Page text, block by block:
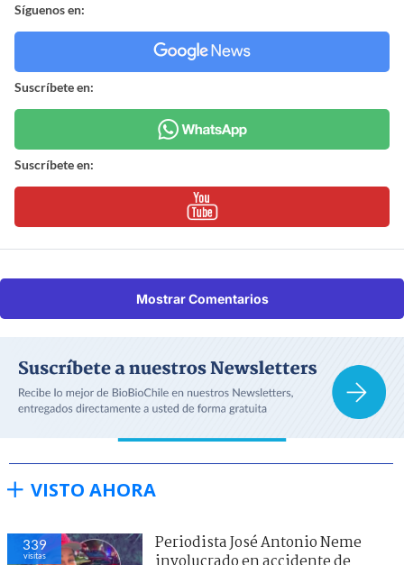
Síguenos en:
Suscríbete en:
Suscríbete en:
Mostrar Comentarios
VISTO AHORA
339
visitas
Periodista José Antonio Neme